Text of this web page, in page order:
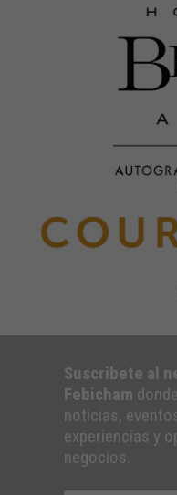
Suscribete al
Febicham
noticias,
experiencias y
negocios.